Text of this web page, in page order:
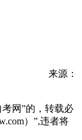
来源：
网”的，转载必
）”,违者将